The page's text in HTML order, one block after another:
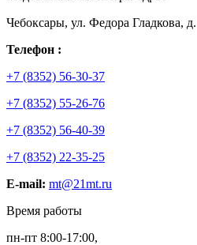
Чебоксары, ул. Федора Гладкова,
Телефон :
+7 (8352) 56-30-37
+7 (8352) 55-26-76
+7 (8352) 56-40-39
+7 (8352) 22-35-25
E-mail: mt@21mt.ru
Время работы
пн-пт 8:00-17:00,